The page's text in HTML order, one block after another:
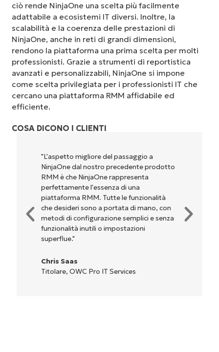
ciò rende NinjaOne una scelta più facilmente
adattabile a ecosistemi IT diversi. Inoltre, la
scalabilità e la coerenza delle prestazioni di
NinjaOne, anche in reti di grandi dimensioni,
rendono la piattaforma una prima scelta per molti
professionisti. Grazie a strumenti di reportistica
avanzati e personalizzabili, NinjaOne si impone
come scelta privilegiata per i professionisti IT che
cercano una piattaforma RMM affidabile ed
efficiente.
COSA DICONO I CLIENTI
"NinjaOne è incredibilmente facile da usare,
perché unisce un’interfaccia fluida a
potenti funzionalità di back-end. La
configurazione e la gestione
dell'interfaccia non sono affatto
complicate. Tutte le opzioni e gli strumenti
sono indicati chiaramente e sono intuitivi, e
l'interfaccia è davvero facile da usare."
Reiffenberger.NET Technology Solutions